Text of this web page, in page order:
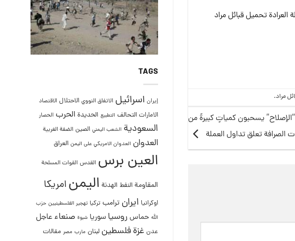
تحميل قبائل مراد
مراد.
يسحبون كمياتٍ كبيرةً من
الصرافة تعلق تداول العملة
TAGS
إيران اسرائيل الاتفاق النووي الاحتلال الاقتصاد
الامارات التحالف التطبيع الحديدة الحرب الحصار
السعودية الشعب اليمني الصين الضفة الغربية
العدوان العدوان الامريكي على اليمن العراق
العين برس القدس القوات المسلحة
المقاومةالنفط الهدنة اليمنامريكا
اوكرانيا ايران ترامب تركيا تهجير الفلسطينيين حزب
الله حماس روسيا سوريا شبوة صنعاء عاجل
عدن غزةفلسطين لبنان مارب مصر مقالات